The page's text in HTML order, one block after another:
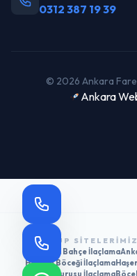
0312 387 19 39
© 2026 Ankara Fare
Ankara
GRUP
Ankara Bahçe İlaçlama
Hamam Böceği İlaçlama
Tahtakurusu İlaçlama